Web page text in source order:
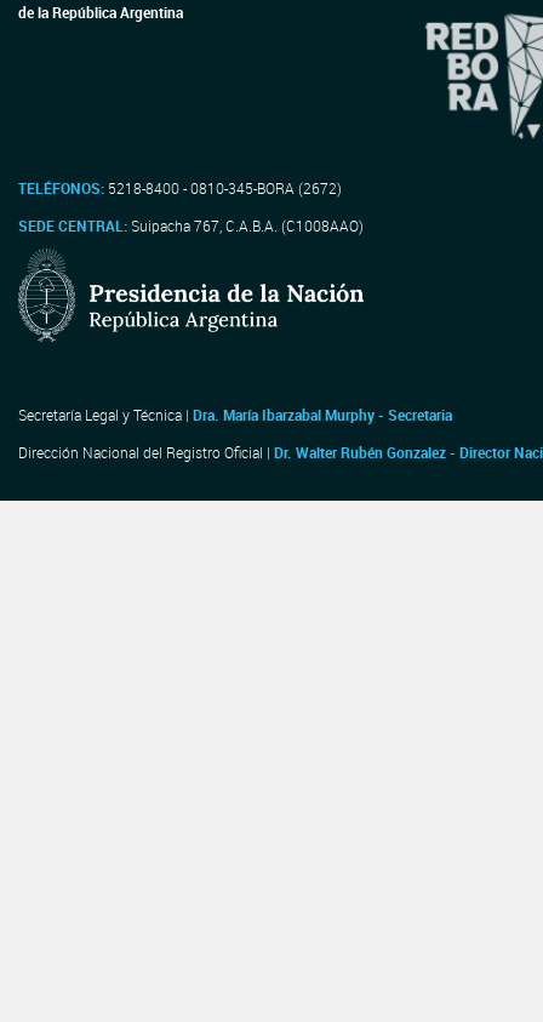
de la República Argentina
TELÉFONOS: 5218-8400 - 0810-345-BORA (2672)
SEDE CENTRAL:Suipacha 767, C.A.B.A. (C1008AAO)
Secretaría Legal y Técnica | Dra. María Ibarzabal Murphy - Secretaria
Dirección Nacional del Registro Oficial | Dr. Walter Rubén Gonzalez - Director